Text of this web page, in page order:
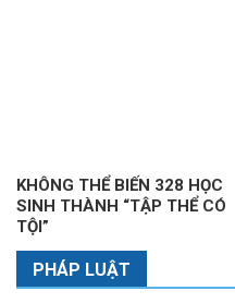
KHÔNG THỂ BIẾN 328 HỌC
SINH THÀNH “TẬP THỂ CÓ
TỘI”
PHÁP LUẬT